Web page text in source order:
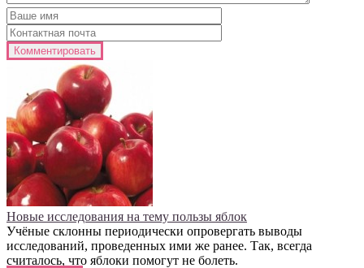
Новые исследования на тему пользы яблок
Учёные склонны периодически опровергать выводы
исследований, проведенных ими же ранее. Так, всегда
считалось, что яблоки помогут не болеть.